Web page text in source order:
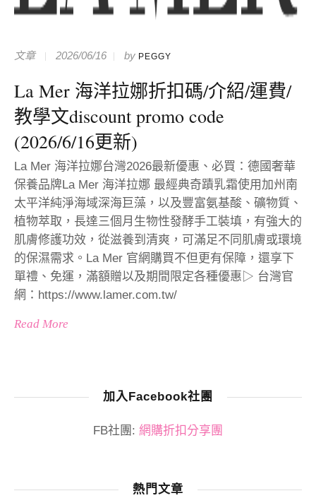
文章 2026/06/16 by PEGGY
La Mer 海洋拉娜折扣碼/介紹/運費/
教學文discount promo code
(2026/6/16更新)
La Mer 海洋拉娜台灣2026最新優惠、必買：德國奢華
保養品牌La Mer 海洋拉娜 最經典奇蹟乳霜使用加州南
太平洋純淨海域深海巨藻，以及豐富氨基酸、礦物質、
植物萃取，長達三個月生物性發酵手工裝填，有強大的
肌膚修護功效，從滋養到清爽，可滿足不同肌膚或環境
的保濕需求。La Mer 官網購買不但更有保障，還享下
單禮、免運，滿額贈以及期間限定各種優惠▷ 台灣官
網：https://www.lamer.com.tw/
Read More
加入Facebook社團
FB社團: 網購折扣分享團
熱門文章